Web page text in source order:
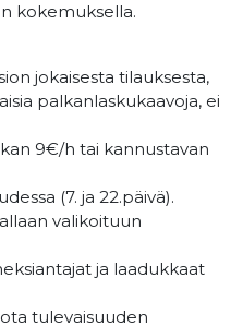
kokemuksella.
jokaisesta tilauksesta,
palkanlaskukaavoja, ei
9€/h tai kannustavan
(7. ja 22.päivä).
valikoituun
ja laadukkaat
tulevaisuuden